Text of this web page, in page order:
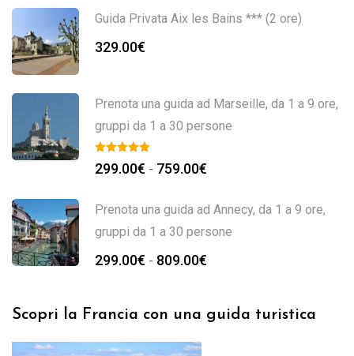
Guida Privata Aix les Bains *** (2 ore)
329.00€
Prenota una guida ad Marseille, da 1 a 9 ore,
gruppi da 1 a 30 persone
299.00€ - 759.00€
Prenota una guida ad Annecy, da 1 a 9 ore,
gruppi da 1 a 30 persone
299.00€ - 809.00€
Scopri la Francia con una guida turistica